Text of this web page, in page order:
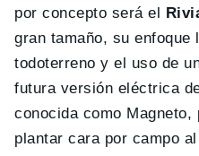
por concepto será el
gran tamaño, su enfoque
todoterreno y el uso de
futura versión eléctrica
conocida como Magneto,
plantar cara por campo